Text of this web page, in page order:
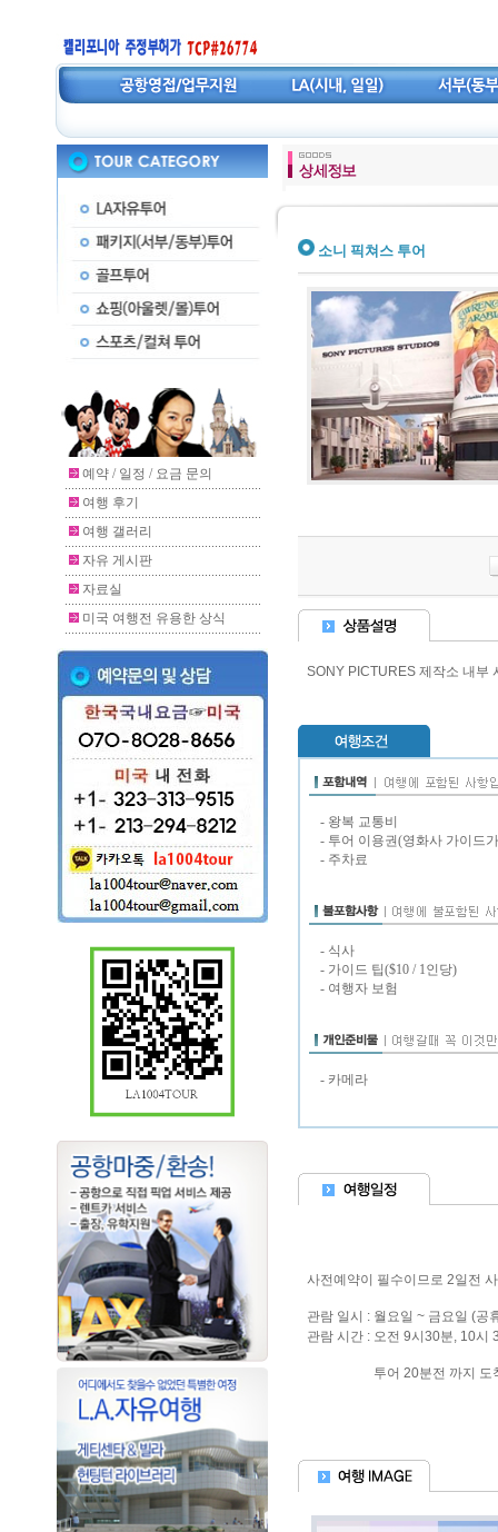
예약 / 일정 / 요금 문의
여행 후기
여행 갤러리
자유 게시판
자료실
미국 여행전 유용한 상식
소니 픽쳐스 투어
SONY PICTURES 제작소 내부
- 왕복 교통비
- 투어 이용권(영화사 가이드
- 주차료
- 식사
- 가이드 팁($10 / 1인당)
- 여행자 보험
- 카메라
사전예약이 필수이므로 2일전
관람 일시 : 월요일 ~ 금요일 (공
관람 시간 : 오전 9시30분, 10시
투어 20분전 까지 도착